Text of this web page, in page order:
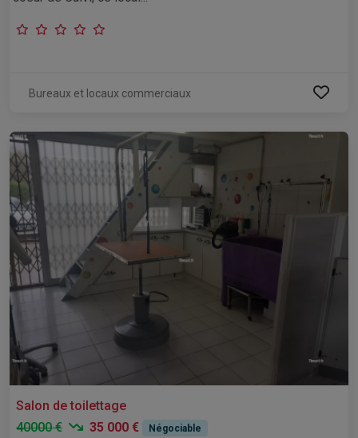
Bureaux et locaux commerciaux
Salon de toilettage
40000 €
35 000 € Négociable